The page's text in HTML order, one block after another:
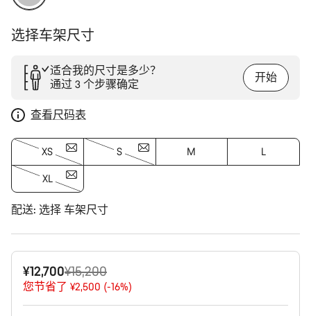
选择车架尺寸
适合我的尺寸是多少？
通过 3 个步骤确定
开始
查看尺码表
XS S M L
XL
配送: 选择 车架尺寸
¥12,700
原
价
¥15,200
您节省了 ¥2,500 (-16%)